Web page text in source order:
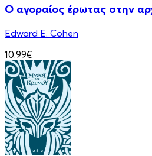
Ο αγοραίος έρωτας στην
Edward E. Cohen
10.99€